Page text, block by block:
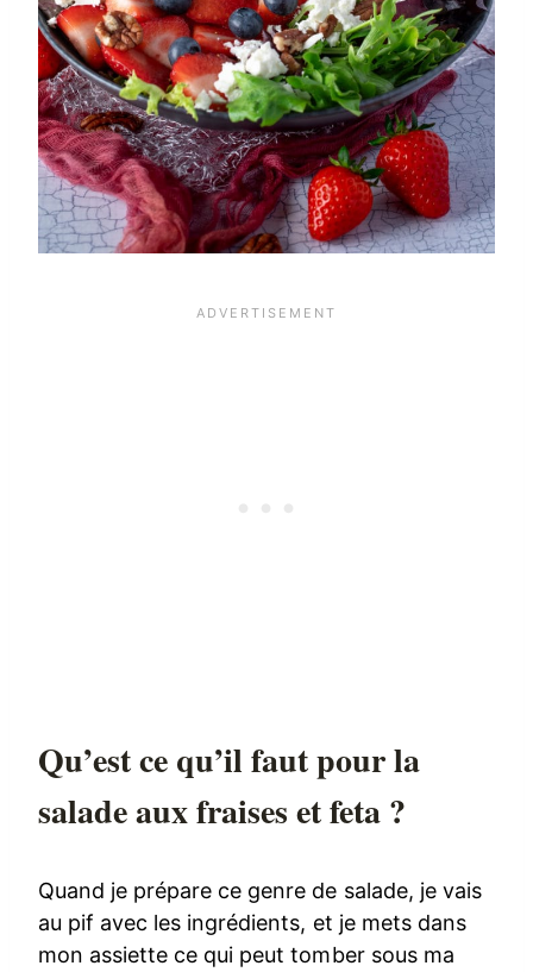
Qu’est ce qu’il faut pour la
salade aux fraises et feta ?
Quand je prépare ce genre de salade, je vais
au pif avec les ingrédients, et je mets dans
mon assiette ce qui peut tomber sous ma